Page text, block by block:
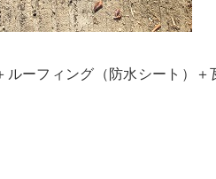
ーフィング（防水シート）＋